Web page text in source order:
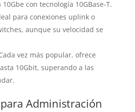
con tecnología 10GBase-T.
para conexiones uplink o
aunque su velocidad se
vez más popular, ofrece
10Gbit, superando a las
Administración